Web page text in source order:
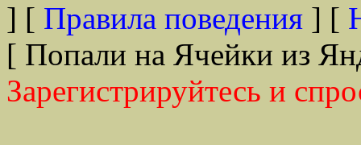
] [ Правила поведения ] [
[ Попали на Ячейки из
Зарегистрируйтесь и